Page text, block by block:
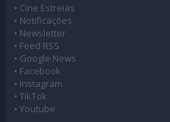
• Cine Estreias
• Notificações
• Newsletter
• Feed RSS
• Google News
• Facebook
• Instagram
• TikTok
• Youtube